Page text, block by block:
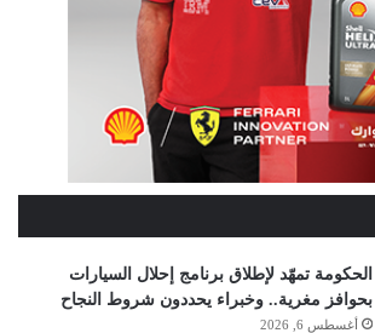
الحكومة تمهّد لإطلاق برنامج إحلال السيارات
بحوافز مغرية.. وخبراء يحددون شروط النجاح
أغسطس 6, 2026